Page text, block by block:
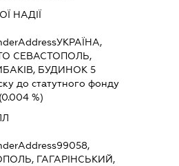
НАДІЇ
УКРАЇНА,
СЕВАСТОПОЛЬ,
БУДИНОК 5
до статутного фонду
(0.004 %)
99058,
ГАГАРІНСЬКИЙ,